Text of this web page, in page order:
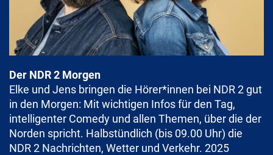
Der NDR 2 Morgen
Elke und Jens bringen die Hörer*innen bei NDR 2 gut
in den Morgen: Mit wichtigen Infos für den Tag,
intelligenter Comedy und allen Themen, über die der
Norden spricht. Halbstündlich (bis 09.00 Uhr) die
NDR 2 Nachrichten, Wetter und Verkehr. 2025